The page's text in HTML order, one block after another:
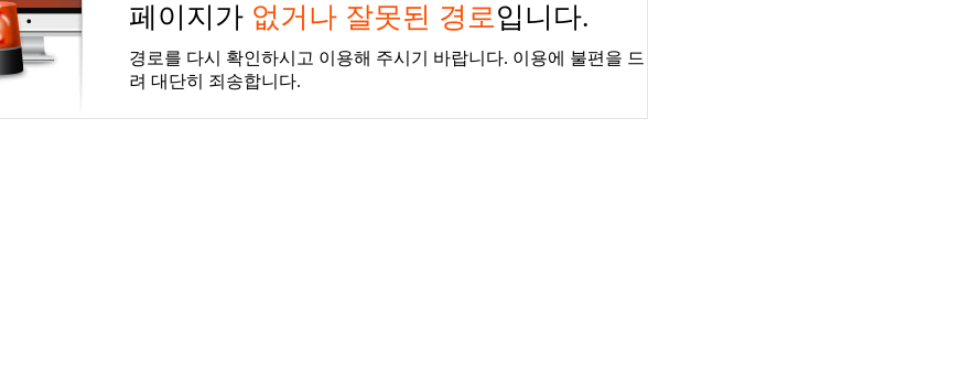
페이지가 없거나 잘못된 경로입니다.
경로를 다시 확인하시고 이용해 주시기 바랍니다. 이용에 불편을 드
려 대단히 죄송합니다.